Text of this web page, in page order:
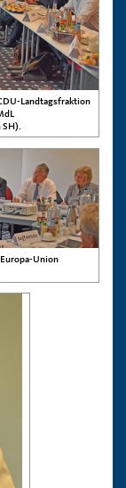
Landtagsfraktion
SH).
Union